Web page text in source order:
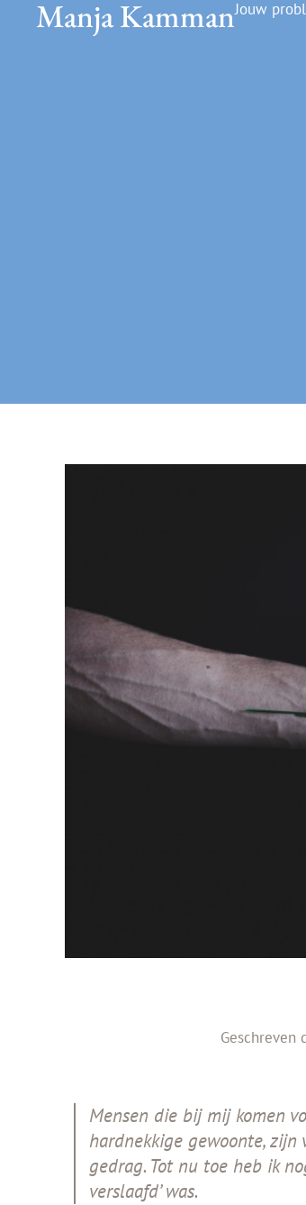
Manja KammanJouw
Geschreven
Mensen die bij mij komen
hardnekkige gewoonte,
gedrag. Tot nu toe heb ik
verslaafd’ was.